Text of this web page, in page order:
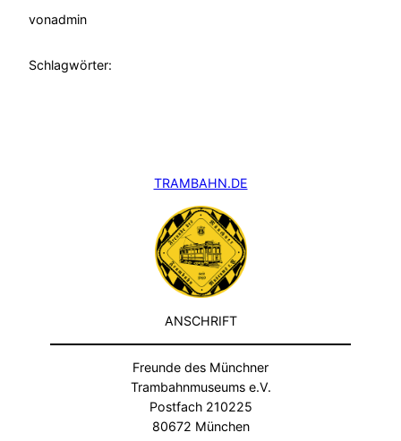
vonadmin
Schlagwörter:
TRAMBAHN.DE
ANSCHRIFT
Freunde des Münchner
Trambahnmuseums e.V.
Postfach 210225
80672 München